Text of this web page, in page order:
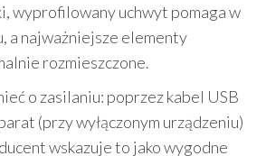
wyprofilowany uchwyt pomaga w
a najważniejsze elementy
rozmieszczone.
o zasilaniu: poprzez kabel USB
(przy wyłączonym urządzeniu)
wskazuje to jako wygodne